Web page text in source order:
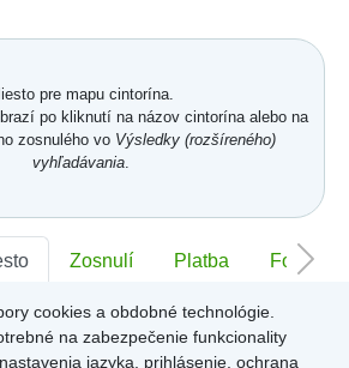
Mesto
Bystrica
pre mapu cintorína.
po kliknutí na názov cintorína alebo na
zosnulého vo Výsledky (rozšíreného)
vyhľadávania.
Zosnulí Platba Foto
- Číslo:-
cookies a obdobné technológie.
na zabezpečenie funkcionality
jazyka, prihlásenie, ochrana